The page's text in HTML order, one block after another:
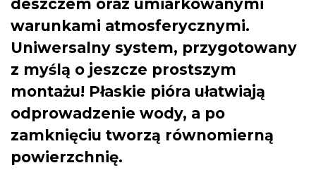
deszczem oraz umiarkowanymi
warunkami atmosferycznymi.
Uniwersalny system, przygotowany
z myślą o jeszcze prostszym
montażu! Płaskie pióra ułatwiają
odprowadzenie wody, a po
zamknięciu tworzą równomierną
powierzchnię.